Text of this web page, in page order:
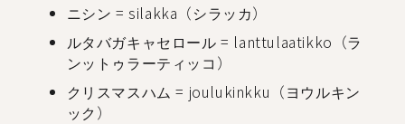
ニシン = silakka（シラッカ）
ルタバガキャセロール = lanttulaatikko（ラ
ンットゥラーティッコ）
クリスマスハム = joulukinkku（ヨウルキン
ック）